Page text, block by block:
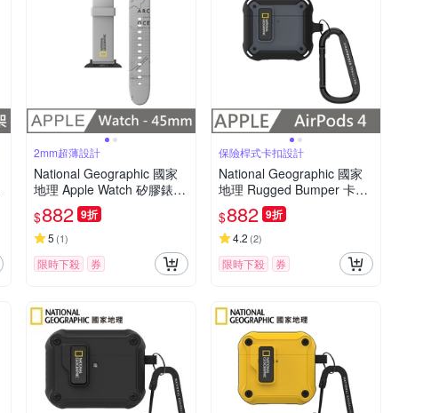
2mm超薄設計
National Geographic 國家
地理 Apple Watch 矽膠錶帶
45mm - 灰色
$882 9折
5 (1)
限時下殺 券
保險桿式卡扣設計
National Geographic 國家
地理 Rugged Bumper 卡扣
式 耳機保護殼 適用 AirPods
4 - 灰色
$882 9折
4.2 (2)
限時下殺 券